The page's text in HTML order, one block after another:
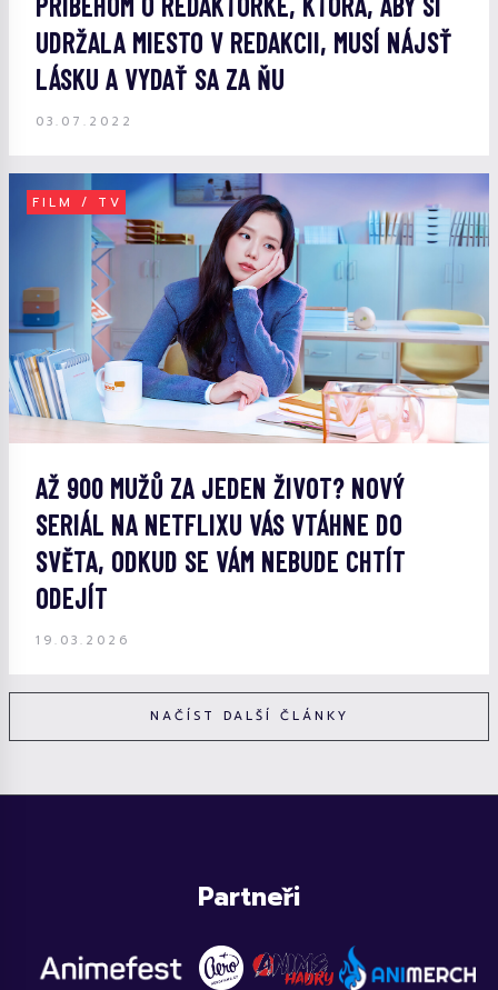
UDRŽALA MIESTO V REDAKCII, MUSÍ NÁJSŤ
LÁSKU A VYDAŤ SA ZA ŇU
03.07.2022
FILM / TV
AŽ 900 MUŽŮ ZA JEDEN ŽIVOT? NOVÝ
SERIÁL NA NETFLIXU VÁS VTÁHNE DO
SVĚTA, ODKUD SE VÁM NEBUDE CHTÍT
ODEJÍT
19.03.2026
NAČÍST DALŠÍ ČLÁNKY
Partneři